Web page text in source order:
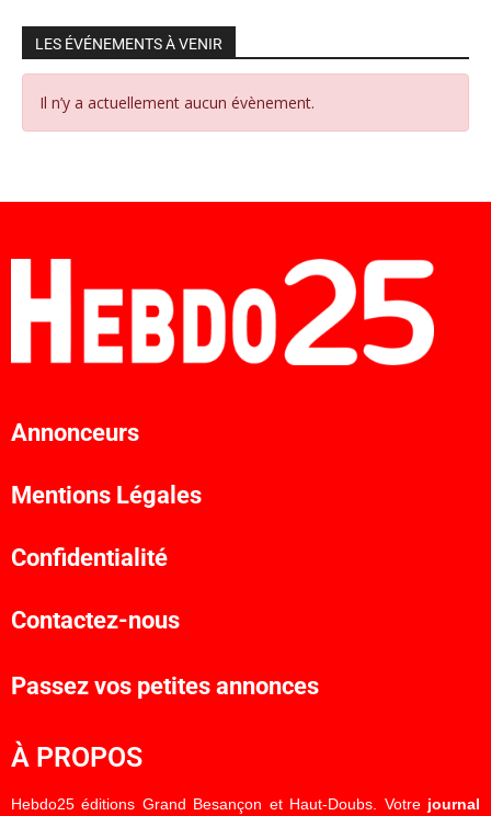
LES ÉVÉNEMENTS À VENIR
Il n’y a actuellement aucun évènement.
Annonceurs
Mentions Légales
Confidentialité
Contactez-nous
Passez vos petites annonces
À PROPOS
Hebdo25 éditions Grand Besançon et Haut-Doubs. Votre journal